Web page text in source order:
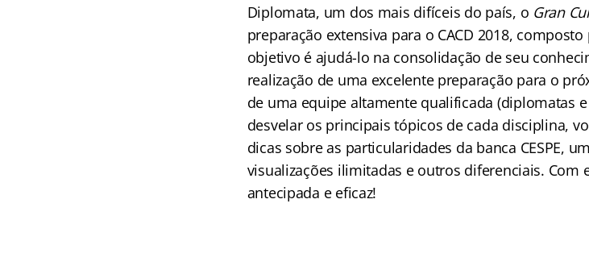
Diplomata, um dos mais difíceis do país, o Gran
preparação extensiva para o CACD 2018,
objetivo é ajudá-lo na consolidação de seu
realização de uma excelente preparação para o
de uma equipe altamente qualificada (diplomatas
desvelar os principais tópicos de cada disciplina,
dicas sobre as particularidades da banca CESPE,
visualizações ilimitadas e outros diferenciais. Com
antecipada e eficaz!